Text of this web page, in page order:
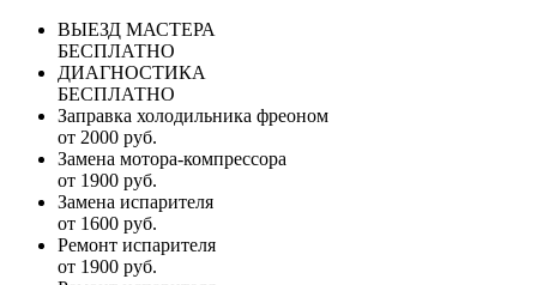
ВЫЕЗД МАСТЕРА
БЕСПЛАТНО
ДИАГНОСТИКА
БЕСПЛАТНО
Заправка холодильника фреоном
от 2000 руб.
Замена мотора-компрессора
от 1900 руб.
Замена испарителя
от 1600 руб.
Ремонт испарителя
от 1900 руб.